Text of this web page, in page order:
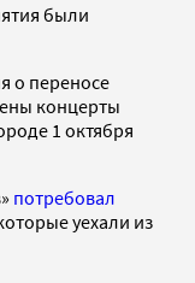
были
о переносе
концерты
1 октября
потребовал
уехали из